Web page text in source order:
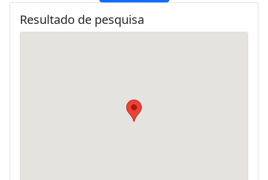
Resultado de pesquisa